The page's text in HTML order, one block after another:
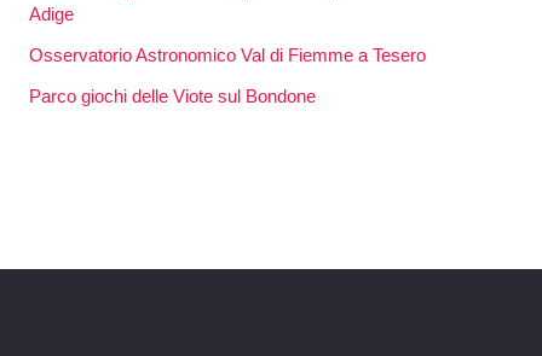
Adige
Osservatorio Astronomico Val di Fiemme a Tesero
Parco giochi delle Viote sul Bondone